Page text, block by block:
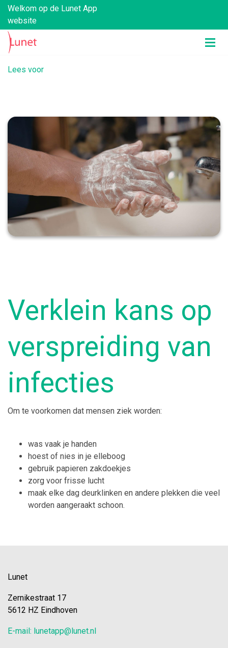
Welkom op de Lunet App
website
Lees voor
Verklein kans op
verspreiding van
infecties
Om te voorkomen dat mensen ziek worden:
was vaak je handen
hoest of nies in je elleboog
gebruik papieren zakdoekjes
zorg voor frisse lucht
maak elke dag deurklinken en andere plekken die veel
worden aangeraakt schoon.
Lunet
Zernikestraat 17
5612 HZ Eindhoven
E-mail: lunetapp@lunet.nl